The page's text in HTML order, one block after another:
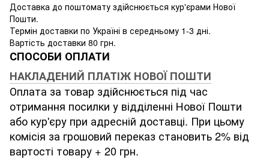
Доставка до поштомату здійснюється кур'єрами Нової
Пошти.
Термін доставки по Україні в середньому 1-3 дні.
Вартість доставки 80 грн.
СПОСОБИ ОПЛАТИ
НАКЛАДЕНИЙ ПЛАТІЖ НОВОЇ ПОШТИ
Оплата за товар здійснюється під час
отримання посилки у відділенні Нової Пошти
або кур'єру при адресній доставці. При цьому
комісія за грошовий переказ становить 2% від
вартості товару + 20 грн.